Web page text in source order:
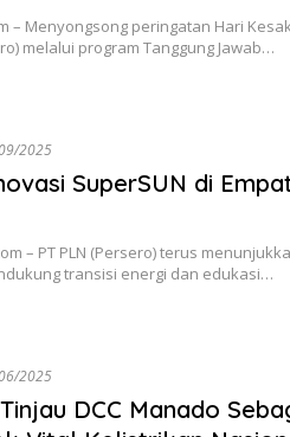
– Menyongsong peringatan Hari
melalui program Tanggung Jawab…
2025
SuperSUN di
– PT PLN (Persero) terus
transisi energi dan edukasi…
2025
DCC Manado